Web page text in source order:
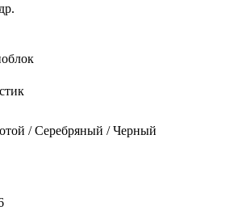
/ Серебряный / Черный